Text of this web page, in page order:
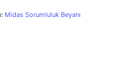
Midas Sorumluluk Beyanı